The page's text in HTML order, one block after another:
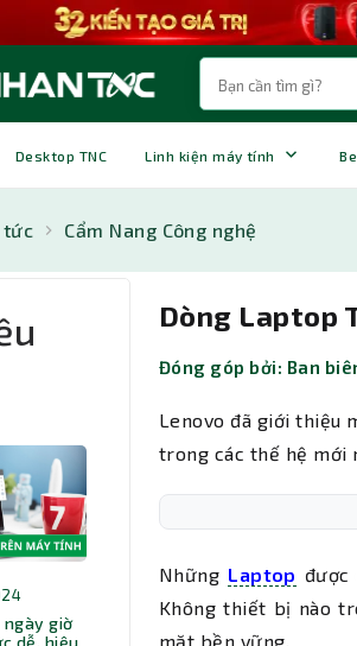
Desktop TNC Linh kiện máy tính
tức Cẩm Nang Công nghệ
ngày giờ
dễ, hiệu
Dòng Laptop
Đóng góp bởi: Ban
Lenovo đã giới thiệu
trong các thế hệ mới
Những Laptop được
Không thiết bị nào
mặt bền vững.